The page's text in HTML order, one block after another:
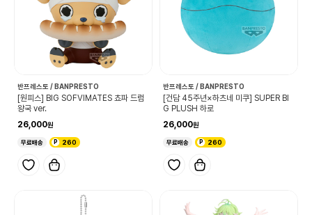
반프레스토 / BANPRESTO
[원피스] BIG SOFVIMATES 쵸파 드럼
왕국 ver.
26,000
무료배송 260
반프레스토 / BANPRESTO
[건담 45주년×하츠네 미쿠] SUPER BI
G PLUSH 하로
26,000
무료배송 260